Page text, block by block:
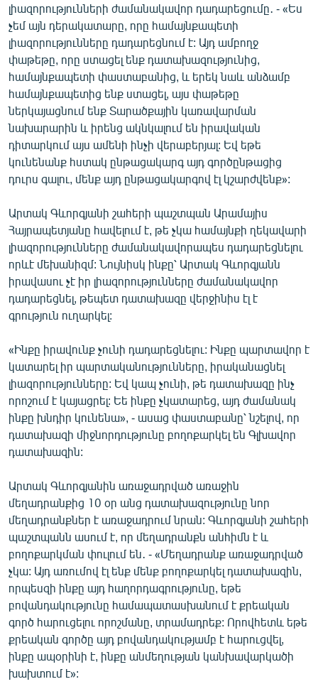
լիազորությունների ժամանակավոր դադարեցումը․ - «Ես
չեմ այն դերակատարը, որը համայնքապետի
լիազորությունները դադարեցնում է: Այդ ամբողջ
փաթեթը, որը ստացել ենք դատախազությունից,
համայնքապետի փաստաբանից, և երեկ նաև անձամբ
համայնքապետից ենք ստացել, այս փաթեթը
ներկայացնում ենք Տարածքային կառավարման
նախարարին և իրենց ակնկալում են իրավական
դիտարկում այս ամենի ինչի վերաբերյալ: Եվ եթե
կունենանք հստակ ընթացակարգ այդ գործընթացից
դուրս գալու, մենք այդ ընթացակարգով էլ կշարժվենք»:
Արտակ Գևորգյանի շահերի պաշտպան Արամայիս
Հայրապետյանը հավելում է, թե չկա համայնքի ղեկավարի
լիազորությունները ժամանակավորապես դադարեցնելու
որևէ մեխանիզմ: Նույնիսկ ինքը՝ Արտակ Գևորգյանն
իրավասու չէ իր լիազորությունները ժամանակավոր
դադարեցնել, թեպետ դատախազը վերջինիս էլ է
գրություն ուղարկել:
«Ինքը իրավունք չունի դադարեցնելու: Ինքը պարտավոր է
կատարել իր պարտականությունները, իրականացնել
լիազորությունները: Եվ կապ չունի, թե դատախազը ինչ
որոշում է կայացրել: Եե ինքը չկատարեց, այդ ժամանակ
ինքը խնդիր կունենա», - ասաց փաստաբանը՝ նշելով, որ
դատախազի միջնորդությունը բողոքարկել են Գլխավոր
դատախազին:
Արտակ Գևորգյանին առաջադրված առաջին
մեղադրանքից 10 օր անց դատախազությունը նոր
մեղադրանքներ է առաջադրում նրան: Գևորգյանի շահերի
պաշտպանն ասում է, որ մեղադրանքն անհիմն է և
բողոքարկման փուլում են․ - «Մեղադրանք առաջադրված
չկա: Այդ առումով էլ ենք մենք բողոքարկել դատախազին,
որպեսզի ինքը այդ հաղորդագրությունը, եթե
բովանդակությունը համապատասխանում է քրեական
գործ հարուցելու որոշմանը, տրամադրեք: Որովհետև եթե
քրեական գործը այդ բովանդակությամբ է հարուցվել,
ինքը ապօրինի է, ինքը անմեղության կանխավարկածի
խախտում է»: